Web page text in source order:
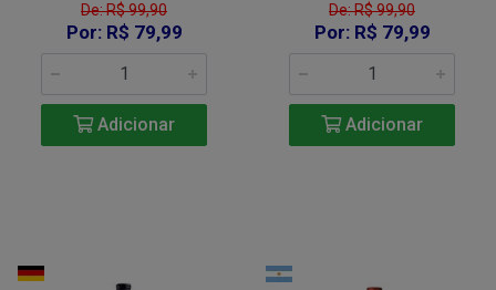
De: R$ 99,90
Por: R$ 79,99
Adicionar
De: R$ 99,90
Por: R$ 79,99
Adicionar